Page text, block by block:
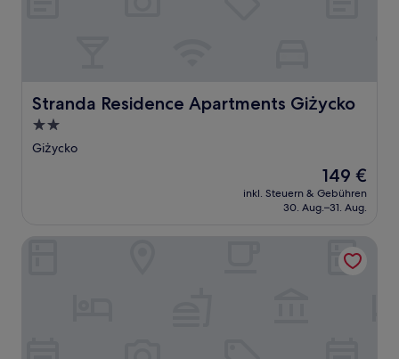
Stranda Residence Apartments Giżycko
Stranda Residence Apartments Giżycko
2.0-
Sterne-
Giżycko
Der
Preis
beträgt
149 €
inkl. Steuern & Gebühren
30. Aug.–31. Aug.